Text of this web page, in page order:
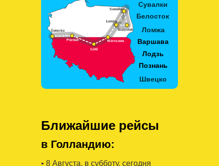
Ближайшие рейсы
в Голландию:
• 8 Августa, в субботу, сегодня